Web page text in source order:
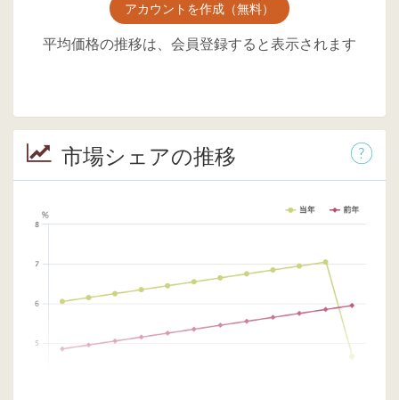
アカウントを作成（無料）
平均価格の推移は、会員登録すると表示されます
市場シェアの推移